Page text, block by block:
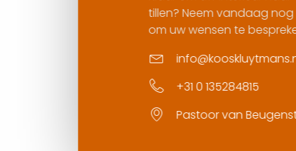
tillen? Neem vandaag nog contact met
om uw wensen te bespreken.
info@kooskluytmans.nl
+31 0 135284815
Pastoor van Beugenstraat 35, 5061